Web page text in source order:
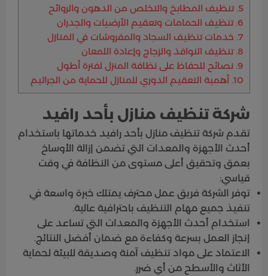
5. تنظيف المطابخ والتخلص من الدهون والروائح
6. تنظيف الحمامات وتعقيم الأرضيات والجدران
7. خدمات تنظيف السجاد والمفروشات في المنازل
8. تنظيف النوافذ والزجاج وإعادة اللمعان
9. نصائح للحفاظ على نظافة المنزل لفترة أطول
10. أهمية التعقيم الدوري للمنازل للحماية من الجراثيم
شركة تنظيف منازل بأحد رافيد
تقدم شركة تنظيف منازل بأحد رافيد خدماتها باستخدام
أحدث الأجهزة والمعدات التي تضمن إزالة الأوساخ
بعمق وتحقيق أعلى مستوى من النظافة في وقت
قياسي:
توفر الشركة فريق عمل محترف يمتلك خبرة واسعة في
تنفيذ جميع مهام التنظيف باحترافية عالية.
استخدام أحدث الأجهزة والمعدات التي تساعد على
إنجاز العمل بسرعة وكفاءة مع ضمان أفضل النتائج.
الاعتماد على مواد تنظيف آمنة وصديقة للبيئة لحماية
الأثاث والأسطح من أي ضرر.